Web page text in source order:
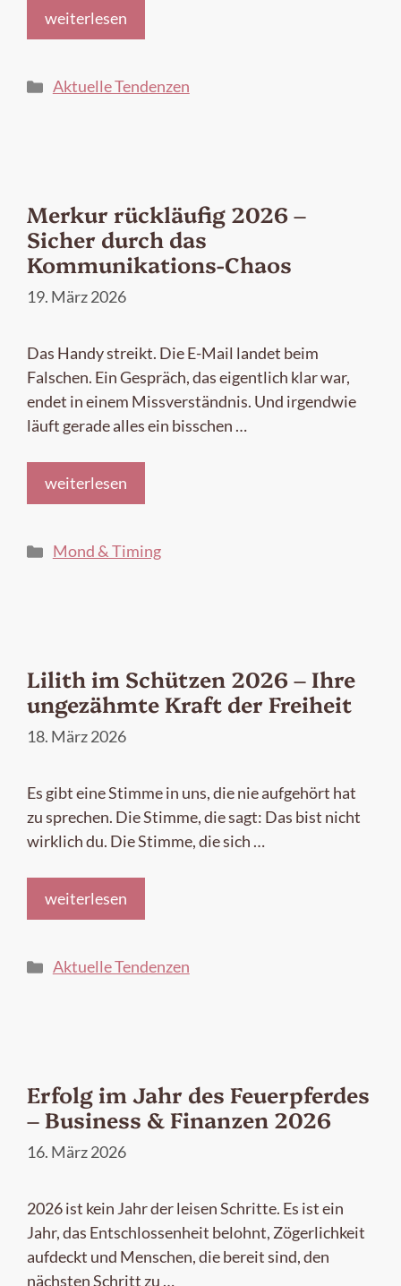
weiterlesen
Kategorien
Aktuelle Tendenzen
Merkur rückläufig 2026 –
Sicher durch das
Kommunikations-Chaos
19. März 2026
Das Handy streikt. Die E-Mail landet beim
Falschen. Ein Gespräch, das eigentlich klar war,
endet in einem Missverständnis. Und irgendwie
läuft gerade alles ein bisschen …
weiterlesen
Kategorien
Mond & Timing
Lilith im Schützen 2026 – Ihre
ungezähmte Kraft der Freiheit
18. März 2026
Es gibt eine Stimme in uns, die nie aufgehört hat
zu sprechen. Die Stimme, die sagt: Das bist nicht
wirklich du. Die Stimme, die sich …
weiterlesen
Kategorien
Aktuelle Tendenzen
Erfolg im Jahr des Feuerpferdes
– Business & Finanzen 2026
16. März 2026
2026 ist kein Jahr der leisen Schritte. Es ist ein
Jahr, das Entschlossenheit belohnt, Zögerlichkeit
aufdeckt und Menschen, die bereit sind, den
nächsten Schritt zu …